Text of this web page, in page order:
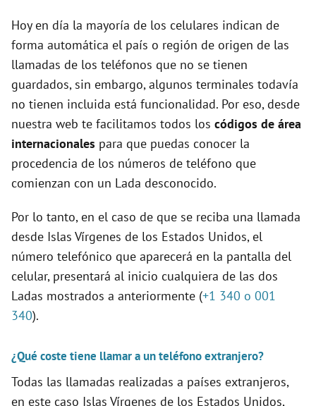
Hoy en día la mayoría de los celulares indican de
forma automática el país o región de origen de las
llamadas de los teléfonos que no se tienen
guardados, sin embargo, algunos terminales todavía
no tienen incluida está funcionalidad. Por eso, desde
nuestra web te facilitamos todos los códigos de área
internacionales para que puedas conocer la
procedencia de los números de teléfono que
comienzan con un Lada desconocido.
Por lo tanto, en el caso de que se reciba una llamada
desde Islas Vírgenes de los Estados Unidos, el
número telefónico que aparecerá en la pantalla del
celular, presentará al inicio cualquiera de las dos
Ladas mostrados a anteriormente (+1 340 o 001
340).
¿Qué coste tiene llamar a un teléfono extranjero?
Todas las llamadas realizadas a países extranjeros,
en este caso Islas Vírgenes de los Estados Unidos,